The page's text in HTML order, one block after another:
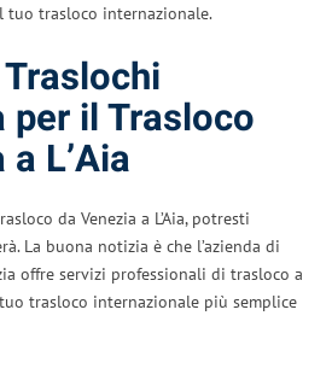
trasloco internazionale.
per il Trasloco
L’Aia
da Venezia a L’Aia, potresti
La buona notizia è che l’azienda di
offre servizi professionali di trasloco a
trasloco internazionale più semplice